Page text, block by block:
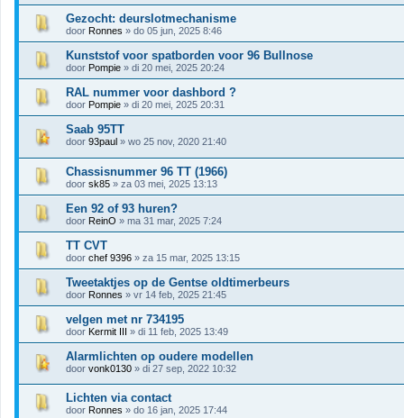
Gezocht: deurslotmechanisme
door Ronnes » do 05 jun, 2025 8:46
Kunststof voor spatborden voor 96 Bullnose
door Pompie » di 20 mei, 2025 20:24
RAL nummer voor dashbord ?
door Pompie » di 20 mei, 2025 20:31
Saab 95TT
door 93paul » wo 25 nov, 2020 21:40
Chassisnummer 96 TT (1966)
door sk85 » za 03 mei, 2025 13:13
Een 92 of 93 huren?
door ReinO » ma 31 mar, 2025 7:24
TT CVT
door chef 9396 » za 15 mar, 2025 13:15
Tweetaktjes op de Gentse oldtimerbeurs
door Ronnes » vr 14 feb, 2025 21:45
velgen met nr 734195
door Kermit III » di 11 feb, 2025 13:49
Alarmlichten op oudere modellen
door vonk0130 » di 27 sep, 2022 10:32
Lichten via contact
door Ronnes » do 16 jan, 2025 17:44